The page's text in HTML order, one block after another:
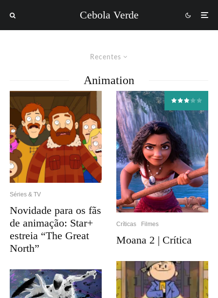
Cebola Verde
Recentes
Animation
Séries & TV
Novidade para os fãs
de animação: Star+
estreia “The Great
North”
Críticas Filmes
Moana 2 | Crítica